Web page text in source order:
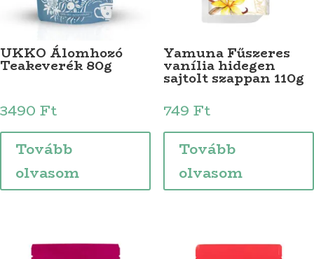
UKKO Álomhozó
Teakeverék 80g
3490 Ft
Tovább
olvasom
Yamuna Fűszeres
vanília hidegen
sajtolt szappan 110g
749 Ft
Tovább
olvasom